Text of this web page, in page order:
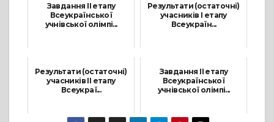
Завдання ІІ етапу
Всеукраїнської
учнівської олімпі...
Результати (остаточні)
учасників І етапу
Всеукраїн...
Результати (остаточні)
учасників ІІ етапу
Всеукраї...
9 Листопада, 2024
Завдання ІІ етапу
Всеукраїнської
учнівської олімпі...
24 Листопада, 2024